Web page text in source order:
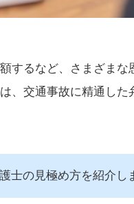
するなど、さまざまな
、交通事故に精通した
士の見極め方を紹介し